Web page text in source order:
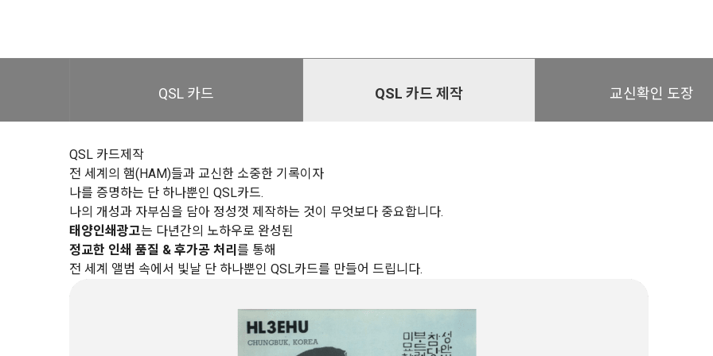
QSL 카드 QSL 카드 제작 교신확인 도장
QSL 카드제작
전 세계의 햄(HAM)들과 교신한 소중한 기록이자
나를 증명하는 단 하나뿐인 QSL카드.
나의 개성과 자부심을 담아 정성껏 제작하는 것이 무엇보다 중요합니다.
태양인쇄광고는 다년간의 노하우로 완성된
정교한 인쇄 품질 & 후가공 처리 를 통해
전 세계 앨범 속에서 빛날 단 하나뿐인 QSL카드를 만들어 드립니다.